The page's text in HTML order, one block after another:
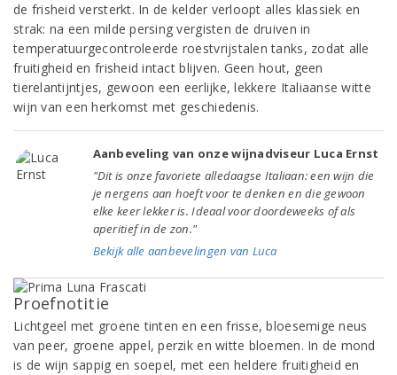
de frisheid versterkt. In de kelder verloopt alles klassiek en
strak: na een milde persing vergisten de druiven in
temperatuurgecontroleerde roestvrijstalen tanks, zodat alle
fruitigheid en frisheid intact blijven. Geen hout, geen
tierelantijntjes, gewoon een eerlijke, lekkere Italiaanse witte
wijn van een herkomst met geschiedenis.
Aanbeveling van onze wijnadviseur Luca Ernst
"Dit is onze favoriete alledaagse Italiaan: een wijn die
je nergens aan hoeft voor te denken en die gewoon
elke keer lekker is. Ideaal voor doordeweeks of als
aperitief in de zon."
Bekijk alle aanbevelingen van Luca
Proefnotitie
Lichtgeel met groene tinten en een frisse, bloesemige neus
van peer, groene appel, perzik en witte bloemen. In de mond
is de wijn sappig en soepel, met een heldere fruitigheid en